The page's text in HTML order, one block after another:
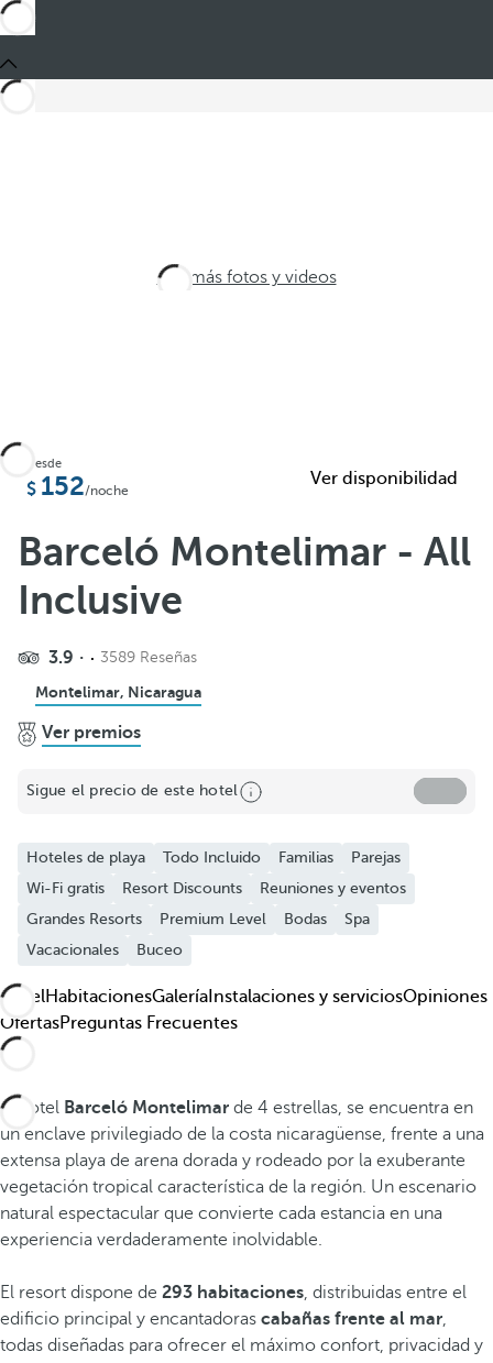
Ver más fotos y videos
Desde
152/noche
Ver disponibilidad
Barceló Montelimar - All
Inclusive
3.9 3589 Reseñas
Montelimar, Nicaragua
Ver premios
Sigue el precio de este hotel
Hoteles de playa Todo Incluido Familias
Parejas
Wi-Fi gratis
Resort Discounts
Reuniones y eventos
Grandes Resorts
Premium Level Bodas
Spa
Vacacionales
Buceo
Hotel HabitacionesGalería Instalaciones y serviciosOpiniones
OfertasPreguntas Frecuentes
El hotel Barceló Montelimar de 4 estrellas, se encuentra en
un enclave privilegiado de la costa nicaragüense, frente a una
extensa playa de arena dorada y rodeado por la exuberante
vegetación tropical característica de la región. Un escenario
natural espectacular que convierte cada estancia en una
experiencia verdaderamente inolvidable.
El resort dispone de 293 habitaciones , distribuidas entre el
edificio principal y encantadoras cabañas frente al mar
todas diseñadas para ofrecer el máximo confort, privacidad y